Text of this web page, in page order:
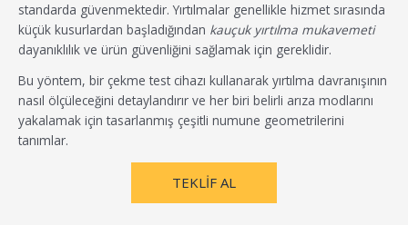
standarda güvenmektedir. Yırtılmalar genellikle hizmet sırasında
küçük kusurlardan başladığından kauçuk yırtılma mukavemeti
dayanıklılık ve ürün güvenliğini sağlamak için gereklidir.
Bu yöntem, bir çekme test cihazı kullanarak yırtılma davranışının
nasıl ölçüleceğini detaylandırır ve her biri belirli arıza modlarını
yakalamak için tasarlanmış çeşitli numune geometrilerini
tanımlar.
TEKLIF AL